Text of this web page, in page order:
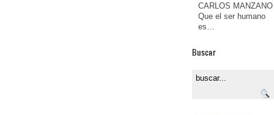
CARLOS MANZANO
Que el ser humano
es…
Buscar